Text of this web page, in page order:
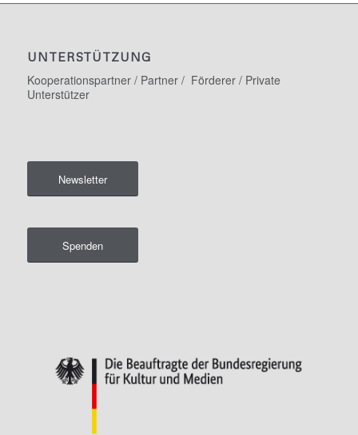
UNTERSTÜTZUNG
Kooperationspartner / Partner / Förderer / Private
Unterstützer
Newsletter
Spenden